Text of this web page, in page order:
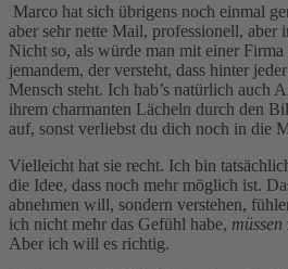
Marco hat sich übrigens noch einmal
aber sehr nette Mail, professionell, aber
Nicht so, als würde man mit einer
jemandem, der versteht, dass hinter
Mensch steht. Ich hab’s natürlich auch
ihrem charmanten Lächeln durch den
auf, sonst verliebst du dich noch in die
Vielleicht hat sie recht. Ich bin
die Idee, dass noch mehr möglich ist.
abnehmen will, sondern verstehen,
ich nicht mehr das Gefühl habe, müssen
Aber ich will es richtig.